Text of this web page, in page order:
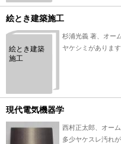
＞
絵とき建築施工
絵とき建築
施工
杉浦光義 著、オー
ヤケシミがあります
現代電気機器学
西村正太郎、オー
多少ヤケスレ汚れ